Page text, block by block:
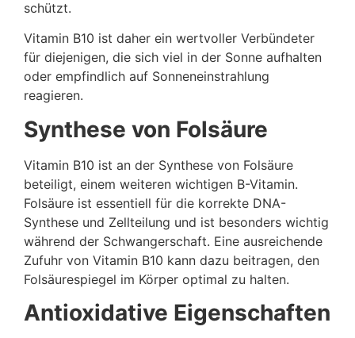
schützt.
Vitamin B10 ist daher ein wertvoller Verbündeter
für diejenigen, die sich viel in der Sonne aufhalten
oder empfindlich auf Sonneneinstrahlung
reagieren.
Synthese von Folsäure
Vitamin B10 ist an der Synthese von Folsäure
beteiligt, einem weiteren wichtigen B-Vitamin.
Folsäure ist essentiell für die korrekte DNA-
Synthese und Zellteilung und ist besonders wichtig
während der Schwangerschaft. Eine ausreichende
Zufuhr von Vitamin B10 kann dazu beitragen, den
Folsäurespiegel im Körper optimal zu halten.
Antioxidative Eigenschaften